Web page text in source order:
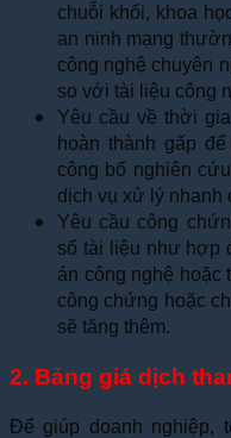
chuỗi khối, khoa
an ninh mạng
công nghệ chuyên
so với tài liệu công
Yêu cầu về thời
hoàn thành gấp
công bố nghiên
dịch vụ xử lý nhanh
Yêu cầu công
số tài liệu như hợp
án công nghệ hoặc
công chứng hoặc
sẽ tăng thêm.
2. Bảng giá dịch
Để giúp doanh nghiệp,